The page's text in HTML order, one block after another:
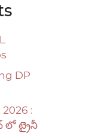
DP
:
లో ట్రైనీ